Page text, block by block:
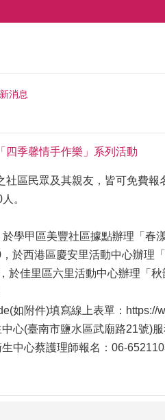
消息
四季馨情手作樂」系列活動
區民眾及其親友，皆可免費報
。
學甲區美豐社區據點辦理「春
於西港區慶安里活動中心辦理
於佳里區六里活動中心辦理「
如附件)填寫線上表單：https://
心(臺南市鹽水區武廟路21號)服
中心蔡護理師報名：06-